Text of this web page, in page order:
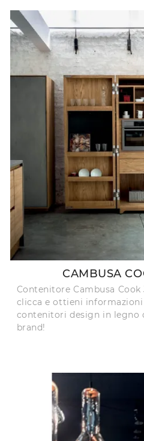
CAMBUSA
Contenitore Cambusa Cook
clicca e ottieni
contenitori design in legno
brand!